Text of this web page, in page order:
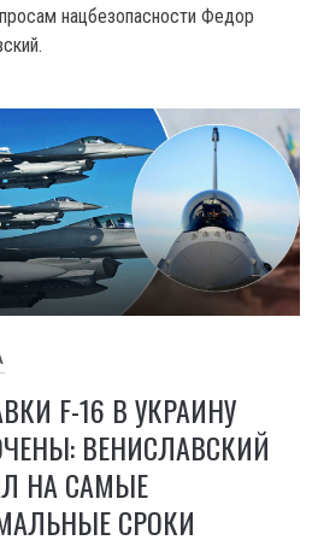
нацбезопасности Федор
F-16 В УКРАИНУ
ВЕНИСЛАВСКИЙ
НА САМЫЕ
СРОКИ